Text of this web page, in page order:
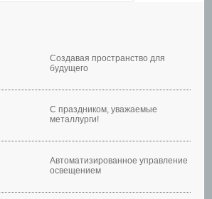
Шкафы управления
Создавая пространство для
будущего
С праздником, уважаемые
металлурги!
Автоматизированное управление
освещением